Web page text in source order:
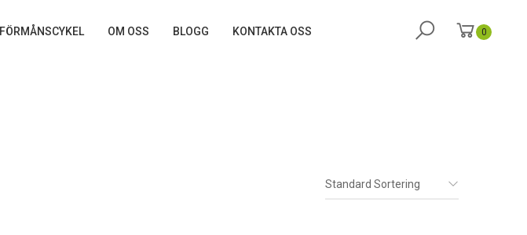
FÖRMÅNSCYKEL OM OSS BLOGG KONTAKTA OSS 0
Standard Sortering